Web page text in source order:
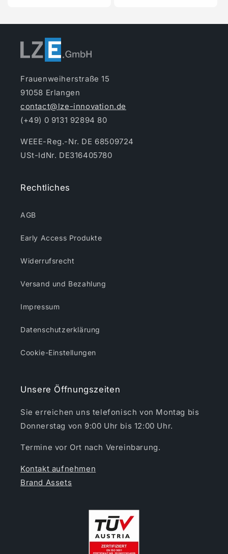
Frauenweiherstraße 15
91058 Erlangen
contact@lze-innovation.de
(+49) 0 9131 92894 80
WEEE-Reg.-Nr. DE 68509724
USt-IdNr. DE316405780
Rechtliches
AGB
Early Access Produkte
Widerrufsrecht
Versand und Bezahlung
Impressum
Datenschutzerklärung
Cookie-Einstellungen
Unsere Öffnungszeiten
Sie erreichen uns telefonisch von Montag bis
Donnerstag von 9:00 Uhr bis 12:00 Uhr.
Termine vor Ort nach Vereinbarung.
Kontakt aufnehmen
Brand Assets